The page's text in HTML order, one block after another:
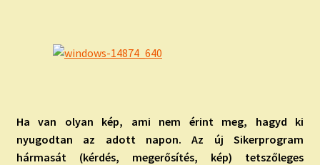
Ha van olyan kép, ami nem érint meg, hagyd ki
nyugodtan az adott napon. Az új Sikerprogram
hármasát (kérdés, megerősítés, kép) tetszőleges